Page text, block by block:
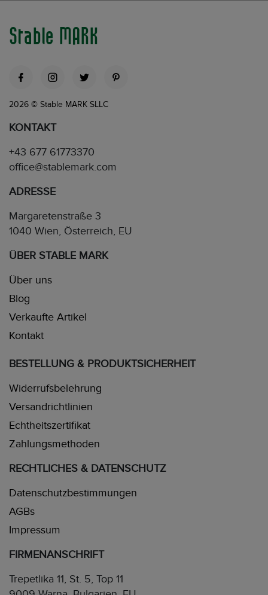
Stable MARK
2026 © Stable MARK SLLC
KONTAKT
+43 677 61773370
office@stablemark.com
ADRESSE
Margaretenstraße 3
1040 Wien, Österreich, EU
ÜBER STABLE MARK
Über uns
Blog
Verkaufte Artikel
Kontakt
BESTELLUNG & PRODUKTSICHERHEIT
Widerrufsbelehrung
Versandrichtlinien
Echtheitszertifikat
Zahlungsmethoden
RECHTLICHES & DATENSCHUTZ
Datenschutzbestimmungen
AGBs
Impressum
FIRMENANSCHRIFT
Trepetlika 11, St. 5, Top 11